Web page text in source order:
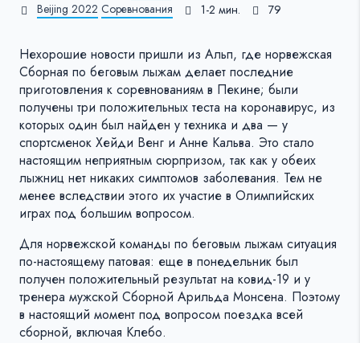
Beijing 2022 Соревнования 1-2 мин. 79
Нехорошие новости пришли из Альп, где норвежская
Сборная по беговым лыжам делает последние
приготовления к соревнованиям в Пекине; были
получены три положительных теста на коронавирус, из
которых один был найден у техника и два — у
спортсменок Хейди Венг и Анне Кальва. Это стало
настоящим неприятным сюрпризом, так как у обеих
лыжниц нет никаких симптомов заболевания. Тем не
менее вследствии этого их участие в Олимпийских
играх под большим вопросом.
Для норвежской команды по беговым лыжам ситуация
по-настоящему патовая: еще в понедельник был
получен положительный результат на ковид-19 и у
тренера мужской Сборной Арильда Монсена. Поэтому
в настоящий момент под вопросом поездка всей
сборной, включая Клебо.